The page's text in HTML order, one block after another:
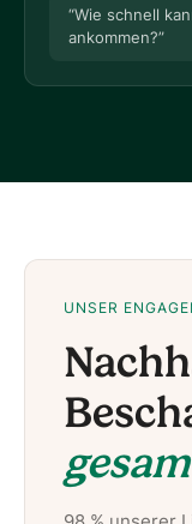
“Wie schnell
ankommen?”
UNSER